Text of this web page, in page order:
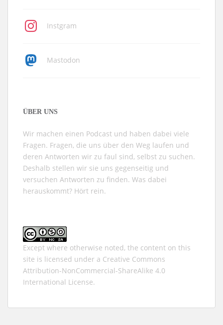
Instgram
Mastodon
ÜBER UNS
Wir machen einen Podcast und haben dabei viele
Fragen. Fragen, die uns über den Weg laufen und
deren Antworten wir zu faul sind, selbst zu suchen.
Deshalb stellen wir sie uns gegenseitig und
versuchen Antworten zu finden. Was dabei
herauskommt? Hört rein.
Except where otherwise noted, the content on this
site is licensed under a Creative Commons
Attribution-NonCommercial-ShareAlike 4.0
International License.